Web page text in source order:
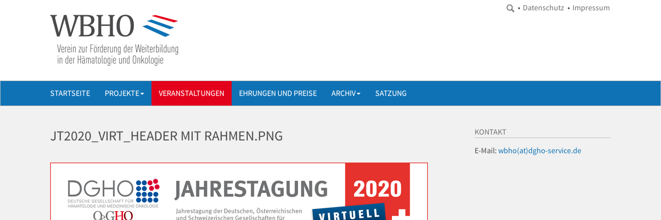
Datenschutz Impressum
STARTSEITE PROJEKTE VERANSTALTUNGEN EHRUNGEN UND PREISE ARCHIV SATZUNG
JT2020_VIRT_HEADER MIT RAHMEN.PNG KONTAKT
E-Mail: wbho(at)dgho-service.de